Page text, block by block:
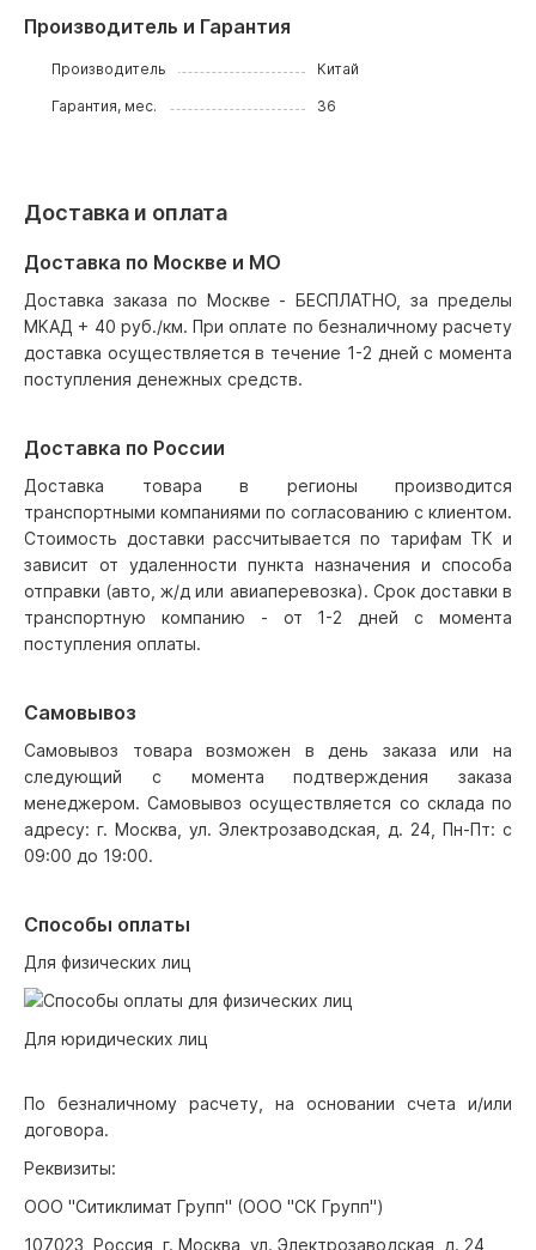
Производитель и Гарантия
Производитель Китай
Гарантия, мес. 36
Доставка и оплата
Доставка по Москве и МО
Доставка заказа по Москве - БЕСПЛАТНО, за пределы
МКАД + 40 руб./км. При оплате по безналичному расчету
доставка осуществляется в течение 1-2 дней с момента
поступления денежных средств.
Доставка по России
Доставка товара в регионы производится
транспортными компаниями по согласованию с клиентом.
Стоимость доставки рассчитывается по тарифам ТК и
зависит от удаленности пункта назначения и способа
отправки (авто, ж/д или авиаперевозка). Срок доставки в
транспортную компанию - от 1-2 дней с момента
поступления оплаты.
Самовывоз
Самовывоз товара возможен в день заказа или на
следующий с момента подтверждения заказа
менеджером. Самовывоз осуществляется со склада по
адресу: г. Москва, ул. Электрозаводская, д. 24, Пн-Пт: с
09:00 до 19:00.
Способы оплаты
Для физических лиц
Для юридических лиц
По безналичному расчету, на основании счета и/или
договора.
Реквизиты:
ООО "Ситиклимат Групп" (ООО "СК Групп")
107023, Россия, г. Москва, ул. Электрозаводская, д. 24,